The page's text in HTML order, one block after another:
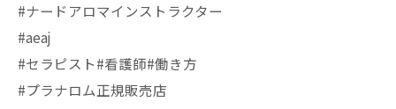
#ナードアロマインストラクター
#aeaj
#セラピスト#看護師#働き方
#プラナロム正規販売店